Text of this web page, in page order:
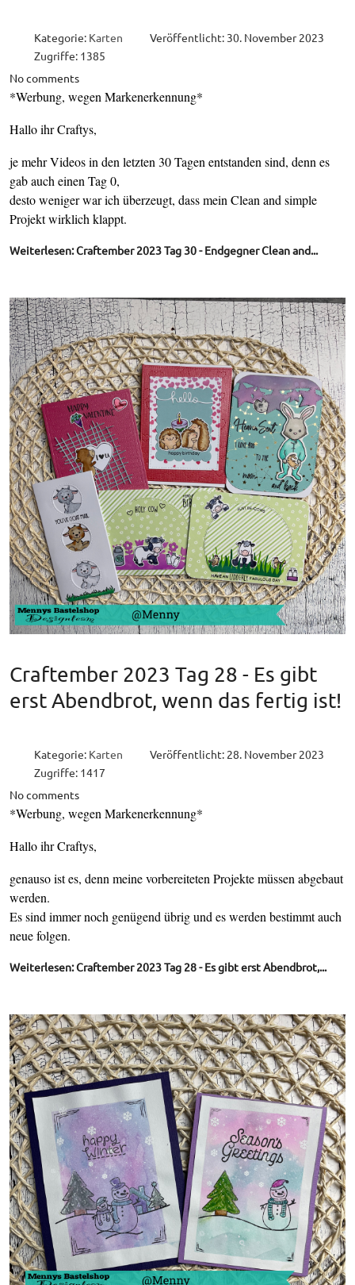
Kategorie: Karten
Veröffentlicht: 30. November 2023
Zugriffe: 1385
No comments
*Werbung, wegen Markenerkennung*
Hallo ihr Craftys,
je mehr Videos in den letzten 30 Tagen entstanden sind, denn es
gab auch einen Tag 0,
desto weniger war ich überzeugt, dass mein Clean and simple
Projekt wirklich klappt.
Weiterlesen: Craftember 2023 Tag 30 - Endgegner Clean and...
Craftember 2023 Tag 28 - Es gibt
erst Abendbrot, wenn das fertig ist!
Kategorie: Karten
Veröffentlicht: 28. November 2023
Zugriffe: 1417
No comments
*Werbung, wegen Markenerkennung*
Hallo ihr Craftys,
genauso ist es, denn meine vorbereiteten Projekte müssen abgebaut
werden.
Es sind immer noch genügend übrig und es werden bestimmt auch
neue folgen.
Weiterlesen: Craftember 2023 Tag 28 - Es gibt erst Abendbrot,...